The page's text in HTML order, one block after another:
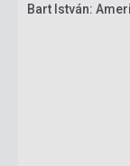
Bart István: